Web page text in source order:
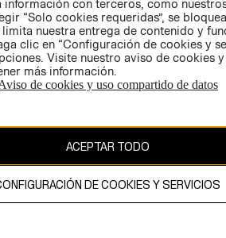
GIFT CARD
AVISO DE
COOKIES
información con terceros, como
“Solo cookies requeridas”, se
nuestra entrega de contenido y
clic en “Configuración de cookies y
Visite nuestro aviso de cookies
más información.
de cookies y uso compartido de datos
ACEPTAR TODO
DE COOKIES Y SERVICIOS